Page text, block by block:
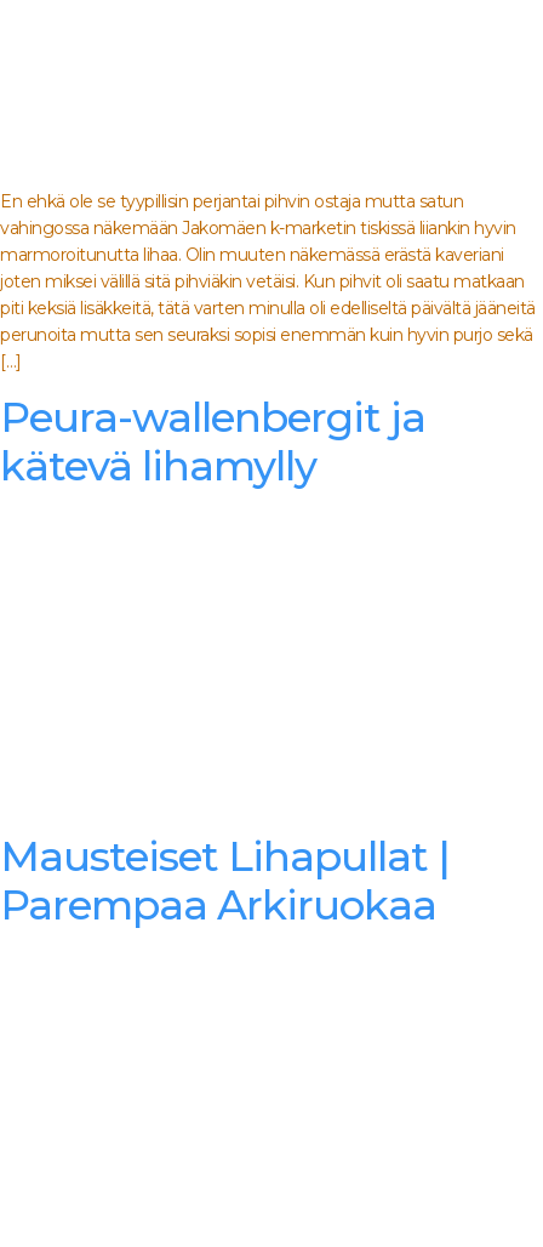
En ehkä ole se tyypillisin perjantai pihvin ostaja mutta satun
vahingossa näkemään Jakomäen k-marketin tiskissä liiankin hyvin
marmoroitunutta lihaa. Olin muuten näkemässä erästä kaveriani
joten miksei välillä sitä pihviäkin vetäisi. Kun pihvit oli saatu matkaan
piti keksiä lisäkkeitä, tätä varten minulla oli edelliseltä päivältä jääneitä
perunoita mutta sen seuraksi sopisi enemmän kuin hyvin purjo sekä
[…]
Peura-wallenbergit ja
kätevä lihamylly
Mausteiset Lihapullat |
Parempaa Arkiruokaa